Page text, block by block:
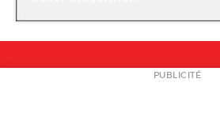
NEWSLETTER
PUBLICITÉ